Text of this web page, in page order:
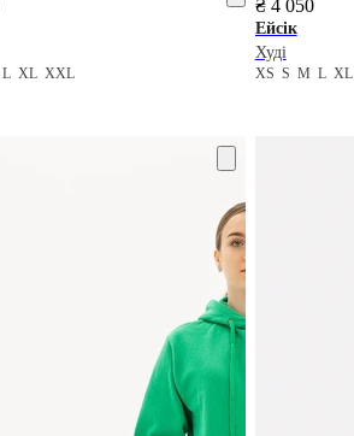
L XL XXL
₴ 4 050
Ейсік
Худі
XS S M L XL